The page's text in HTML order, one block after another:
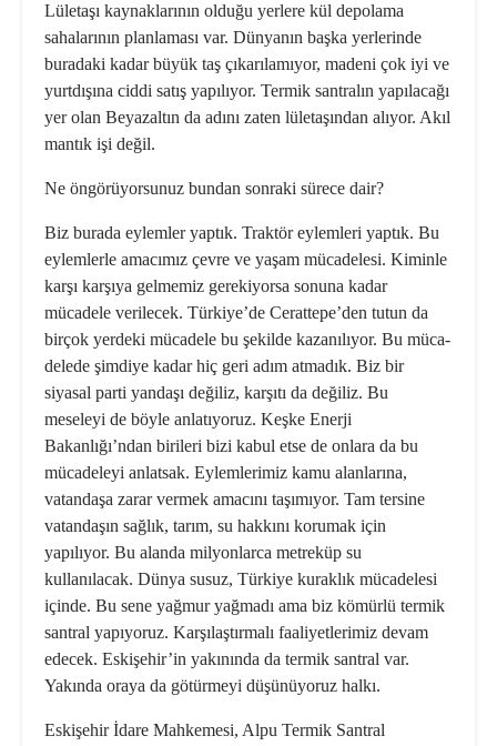
Lületaşı kaynaklarının olduğu yerlere kül depolama
sahalarının planlaması var. Dünyanın başka yerlerinde
buradaki kadar büyük taş çıkarılamıyor, madeni çok iyi ve
yurtdışına ciddi satış yapılıyor. Termik santralın yapılacağı
yer olan Beyazaltın da adını zaten lületaşın­dan alıyor. Akıl
mantık işi değil.
Ne öngörüyorsunuz bundan sonra­ki sürece dair?
Biz burada eylemler yaptık. Trak­tör eylemleri yaptık. Bu
eylemlerle amacımız çevre ve yaşam mücadele­si. Kiminle
karşı karşıya gelmemiz gerekiyorsa sonuna kadar
mücadele verilecek. Türkiye’de Cerattepe’den tutun da
birçok yerdeki mücadele bu şekilde kazanılıyor. Bu müca­
delede şimdiye kadar hiç geri adım atmadık. Biz bir
siyasal parti yanda­şı değiliz, karşıtı da değiliz. Bu
meseleyi de böyle anlatıyoruz. Keşke Enerji
Bakanlığı’ndan birileri bizi kabul etse de onlara da bu
mücadeleyi anlatsak. Eylemlerimiz kamu alanlarına,
vatandaşa zarar vermek amacını taşımıyor. Tam tersine
vatandaşın sağlık, tarım, su hakkını korumak için
yapılıyor. Bu alanda milyonlarca metreküp su
kullanılacak. Dünya susuz, Türkiye kuraklık mücadelesi
içinde. Bu sene yağmur yağmadı ama biz kömürlü termik
santral yapıyoruz. Karşılaştırmalı faaliyetlerimiz devam
edecek. Eskişehir’in yakınında da termik santral var.
Yakında oraya da götürmeyi düşünüyoruz halkı.
Eskişehir İdare Mahkemesi, Alpu Termik Santral